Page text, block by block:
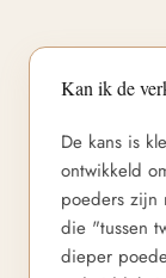
Kan ik de
De kans is
ontwikkeld
poeders zijn
die "tussen
dieper